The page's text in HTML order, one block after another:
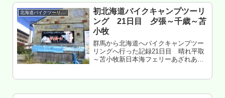
北海道バイクツーリング
初北海道バイクキャンプツーリ
ング 21日目 夕張～千歳～苫
小牧
群馬から北海道へバイクキャンプツー
リングへ行った記録21日目 晴れ平取
～苫小牧新日本海フェリーあざれあ